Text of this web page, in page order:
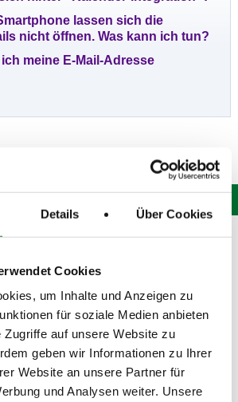
Details Über Cookies
Cookies
um Inhalte und Anzeigen zu
für soziale Medien anbieten
Zugriffe auf unsere Website zu
geben wir Informationen zu Ihrer
Website an unsere Partner für
und Analysen weiter. Unsere
lassen sich die
nicht öffnen. Was kann ich tun?
meine E-Mail-Adresse
0 900 / 18 12 345
Fr. von 9:00 bis 20:00 Uhr
von 9:00 bis 15:00 Uhr
Sie uns eine
E-Mail
und Antworten
Ihnen
Antworten zu den häufigsten